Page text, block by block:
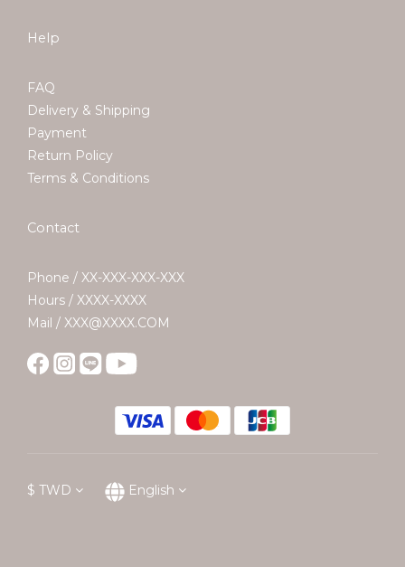
Help
FAQ
Delivery & Shipping
Payment
Return Policy
Terms & Conditions
Contact
Phone / XX-XXX-XXX-XXX
Hours / XXXX-XXXX
Mail / XXX@XXXX.COM
$ TWD English